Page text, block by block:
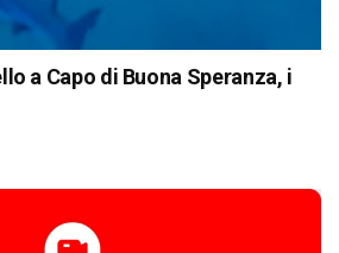
a Capo di Buona Speranza, i